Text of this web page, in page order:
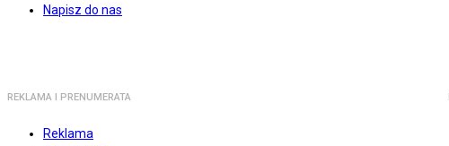
Napisz do nas
REKLAMA I PRENUMERATA
Reklama